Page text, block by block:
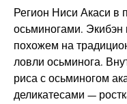
Регион Ниси Акаси в
осьминогами. Экибэн
похожем на
ловли осьминога.
риса с осьминогом
деликатесами —